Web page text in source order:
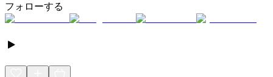
フォローする